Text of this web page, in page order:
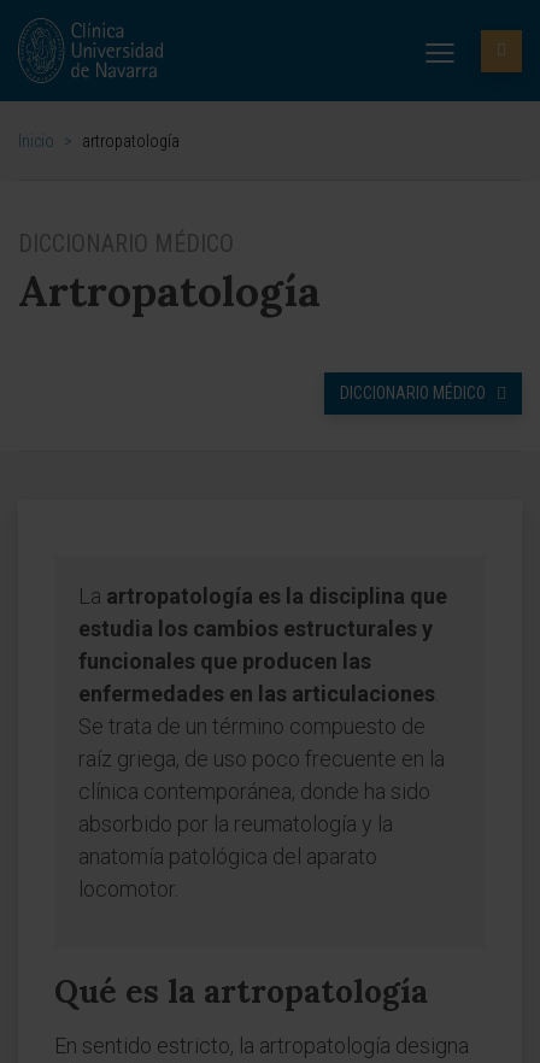
Inicio > artropatología
DICCIONARIO MÉDICO
Artropatología
DICCIONARIO MÉDICO
La artropatología es la disciplina que
estudia los cambios estructurales y
funcionales que producen las
enfermedades en las articulaciones
Se trata de un término compuesto de
raíz griega, de uso poco frecuente en la
clínica contemporánea, donde ha sido
absorbido por la reumatología y la
anatomía patológica del aparato
locomotor.
Qué es la artropatología
En sentido estricto, la artropatología designa